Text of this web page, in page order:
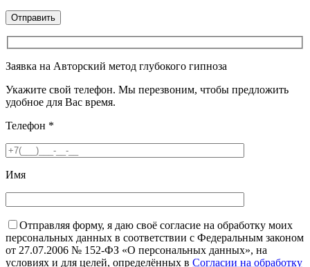
Заявка на Авторский метод глубокого гипноза
Укажите свой телефон. Мы перезвоним, чтобы предложить
удобное для Вас время.
Телефон *
Имя
Отправляя форму, я даю своё согласие на обработку моих
персональных данных в соответствии с Федеральным законом
от 27.07.2006 № 152-ФЗ «О персональных данных», на
условиях и для целей, определённых в Согласии на обработку